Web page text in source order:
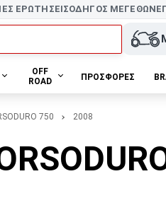
ΕΡΩΤΗΣΕΙΣΟΔΗΓΟΣ ΜΕΓΕΘΩΝ
OFF
ROAD
ΠΡΟΣΦΟΡΕΣ
750 2008